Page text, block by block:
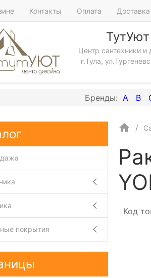
Контакты Оплата Доставка
ТутУют
Центр сантехники и
г.Тула,
A B
Код
покрытия